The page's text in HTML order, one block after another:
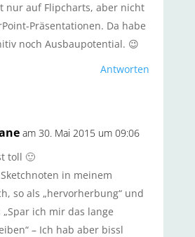
nur auf Flipcharts, aber nicht
Präsentationen. Da habe
noch Ausbaupotential. 😉
Antworten
am 30. Mai 2015 um 09:06
toll 🙂
in meinem
so als „hervorherbung“ und
„Spar ich mir das lange
– Ich hab aber bissl